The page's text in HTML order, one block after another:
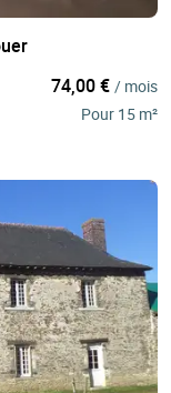
74,00 € / mois
Pour 15 m²